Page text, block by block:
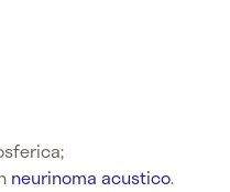
neurinoma acustico.